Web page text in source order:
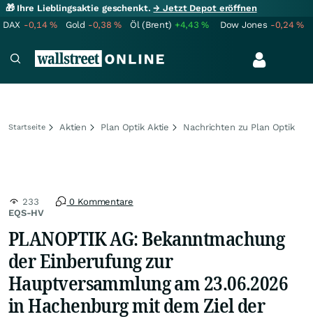
🎁 Ihre Lieblingsaktie geschenkt.→ Jetzt Depot eröffnen
DAX -0,14% Gold -0,38% Öl (Brent) +4,43% Dow Jones -0,24%
Startseite Aktien Plan Optik Aktie Nachrichten zu Plan Optik
EQS-HV
233 0 Kommentare
PLANOPTIK AG: Bekanntmachung
der Einberufung zur
Hauptversammlung am 23.06.2026
in Hachenburg mit dem Ziel der